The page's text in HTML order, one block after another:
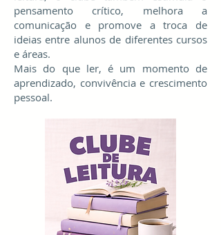
pensamento crítico, melhora a
comunicação e promove a troca de
ideias entre alunos de diferentes cursos
e áreas.
Mais do que ler, é um momento de
aprendizado, convivência e crescimento
pessoal.